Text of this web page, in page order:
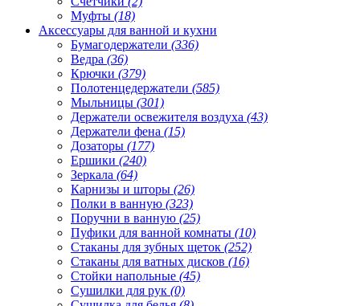
Муфты (18)
Аксессуары для ванной и кухни
Бумагодержатели (336)
Ведра (36)
Крючки (379)
Полотенцедержатели (585)
Мыльницы (301)
Держатели освежителя воздуха (43)
Держатели фена (15)
Дозаторы (177)
Ершики (240)
Зеркала (64)
Карнизы и шторы (26)
Полки в ванную (323)
Поручни в ванную (25)
Пуфики для ванной комнаты (10)
Стаканы для зубных щеток (252)
Стаканы для ватных дисков (16)
Стойки напольные (45)
Сушилки для рук (0)